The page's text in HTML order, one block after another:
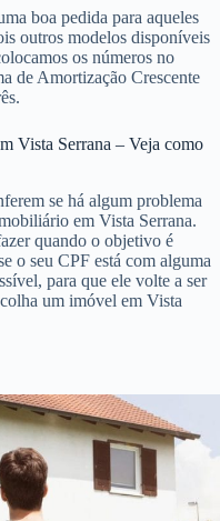
boa pedida para aqueles
outros modelos disponíveis
os números no
de Amortização Crescente
Vista Serrana – Veja como
se há algum problema
em Vista Serrana.
quando o objetivo é
o seu CPF está com alguma
para que ele volte a ser
um imóvel em Vista